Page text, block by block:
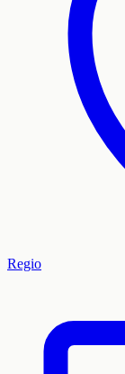
Regio